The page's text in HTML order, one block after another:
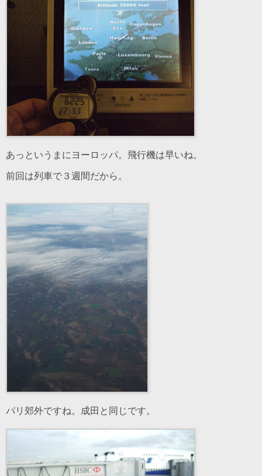
あっというまにヨーロッパ。飛行機は早いね。
前回は列車で３週間だから。
パリ郊外ですね。成田と同じです。